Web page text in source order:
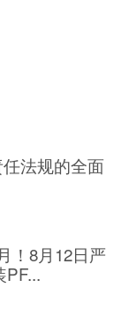
法规的全面
！8月12日严
PF...